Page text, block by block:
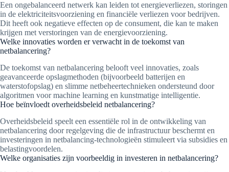
Een ongebalanceerd netwerk kan leiden tot energieverliezen, storingen
in de elektriciteitsvoorziening en financiële verliezen voor bedrijven.
Dit heeft ook negatieve effecten op de consument, die kan te maken
krijgen met verstoringen van de energievoorziening.
Welke innovaties worden er verwacht in de toekomst van
netbalancering?
De toekomst van netbalancering belooft veel innovaties, zoals
geavanceerde opslagmethoden (bijvoorbeeld batterijen en
waterstofopslag) en slimme netbeheertechnieken ondersteund door
algoritmen voor machine learning en kunstmatige intelligentie.
Hoe beïnvloedt overheidsbeleid netbalancering?
Overheidsbeleid speelt een essentiële rol in de ontwikkeling van
netbalancering door regelgeving die de infrastructuur beschermt en
investeringen in netbalancing-technologieën stimuleert via subsidies en
belastingvoordelen.
Welke organisaties zijn voorbeeldig in investeren in netbalancering?